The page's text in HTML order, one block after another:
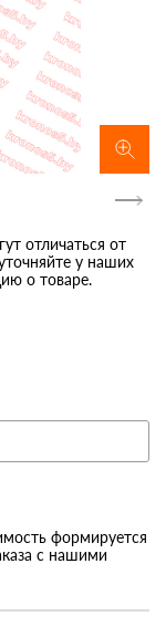
отличаться от
у наших
о товаре.
формируется
с нашими